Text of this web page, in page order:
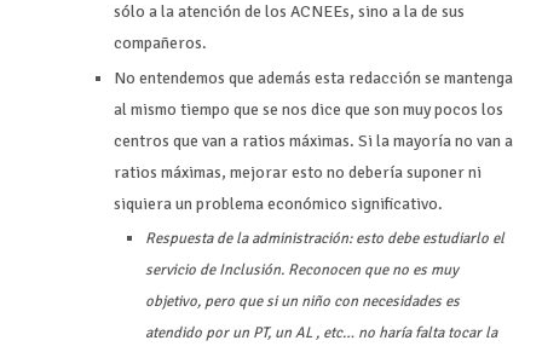
sólo a la atención de los ACNEEs, sino a la de sus
compañeros.
No entendemos que además esta redacción se mantenga
al mismo tiempo que se nos dice que son muy pocos los
centros que van a ratios máximas. Si la mayoría no van a
ratios máximas, mejorar esto no debería suponer ni
siquiera un problema económico significativo.
Respuesta de la administración: esto debe estudiarlo el
servicio de Inclusión. Reconocen que no es muy
objetivo, pero que si un niño con necesidades es
atendido por un PT, un AL , etc… no haría falta tocar la